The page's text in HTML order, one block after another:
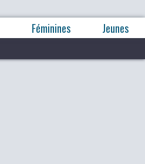
Féminines Jeunes